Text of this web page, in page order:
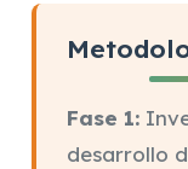
Fase 1:
desarrollo